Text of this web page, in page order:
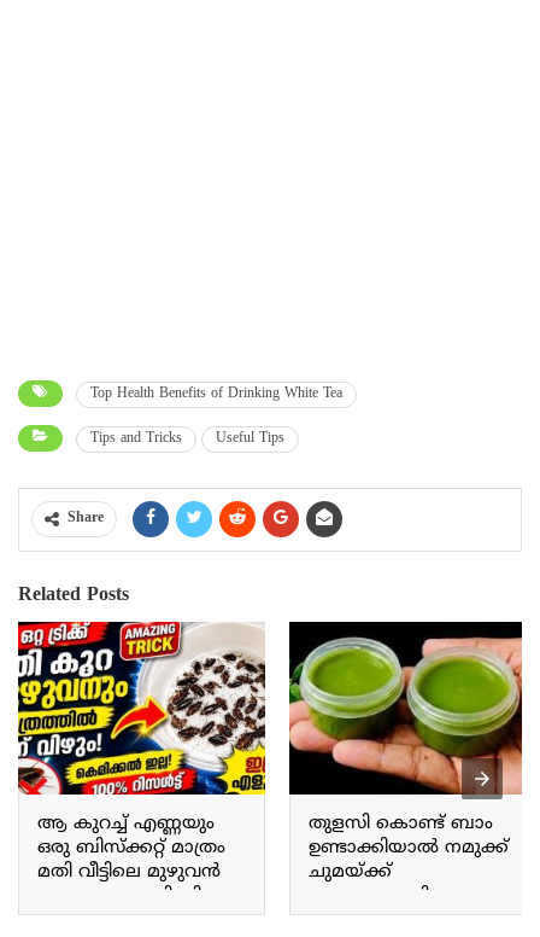
Top Health Benefits of Drinking White Tea
Tips and Tricks Useful Tips
Share
Related Posts
ആ കുറച്ച് എണ്ണയും
ഒരു ബിസ്ക്കറ്റ് മാത്രം
മതി വീട്ടിലെ മുഴുവൻ
പാറ്റയും പോയി കിട്ടും.
Just a little bit of that oil
തുളസി കൊണ്ട് ബാം
ഉണ്ടാക്കിയാൽ നമുക്ക്
ചുമയ്ക്ക്
ജലദോഷത്തിനും
ഇതൊരു പരിഹാരം